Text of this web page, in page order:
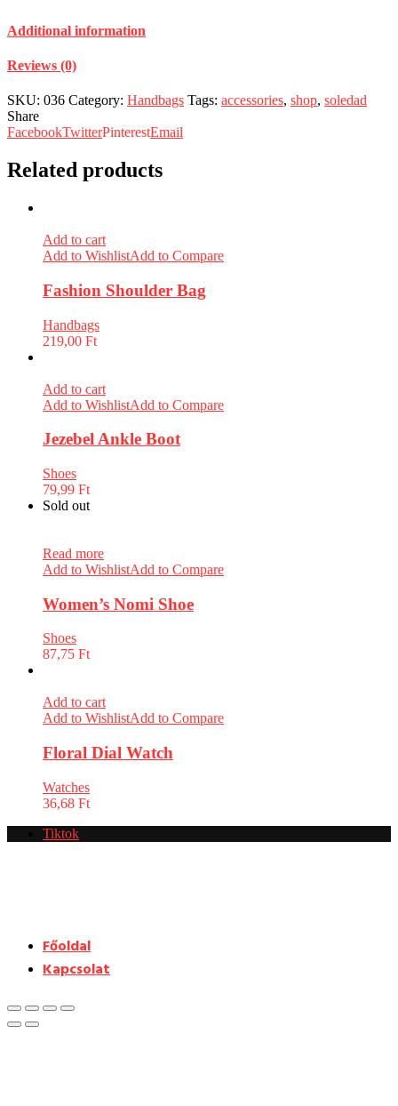
Additional information
Reviews (0)
SKU: 036 Category: Handbags Tags: accessories, shop, soledad
Share
FacebookTwitterPinterestEmail
Related products
Add to cart
Add to WishlistAdd to Compare
Fashion Shoulder Bag
Handbags
219,00 Ft
Add to cart
Add to WishlistAdd to Compare
Jezebel Ankle Boot
Shoes
79,99 Ft
Sold out
Read more
Add to WishlistAdd to Compare
Women’s Nomi Shoe
Shoes
87,75 Ft
Add to cart
Add to WishlistAdd to Compare
Floral Dial Watch
Watches
36,68 Ft
Tiktok
Főoldal
Kapcsolat